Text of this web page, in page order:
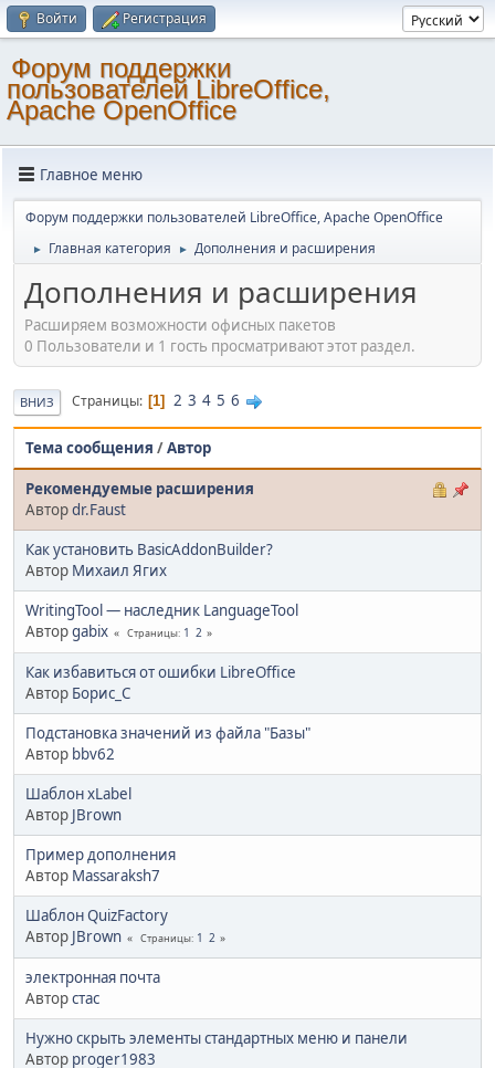
Войти Регистрация
Форум поддержки
пользователей LibreOffice,
Apache OpenOffice
Главное меню
Форум поддержки пользователей LibreOffice, Apache OpenOffice
► Главная категория ► Дополнения и расширения
Дополнения и расширения
Расширяем возможности офисных пакетов
0 Пользователи и 1 гость просматривают этот раздел.
ВНИЗ Страницы 1 2 3 4 5 6
Тема сообщения /Автор
Рекомендуемые расширения
Авторdr.Faust
Как установить BasicAddonBuilder?
Автор Михаил Ягих
WritingTool — наследник LanguageTool
Авторgabix Страницы 1 2
Как избавиться от ошибки LibreOffice
Автор Борис_С
Подстановка значений из файла "Базы"
Автор bbv62
Шаблон xLabel
Автор JBrown
Пример дополнения
Автор Massaraksh7
Шаблон QuizFactory
Автор JBrown Страницы 1 2
электронная почта
Авторстас
Нужно скрыть элементы стандартных меню и панели
Автор proger1983